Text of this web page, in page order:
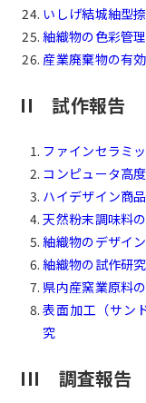
いしげ結城紬型
紬織物の色彩管
産業廃棄物の有
II 試作報告
ファインセラミ
コンピュータ高
ハイデザイン商
天然粉末調味料
紬織物のデザイ
紬織物の試作研究
県内産窯業原料
表面加工（サン
究
III 調査報告